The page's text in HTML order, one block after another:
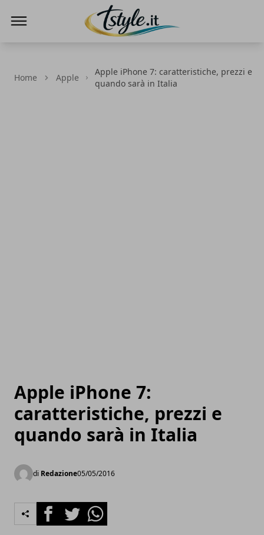
Home Apple
Apple iPhone 7: caratteristiche, prezzi e
quando sarà in Italia
Apple iPhone 7:
caratteristiche, prezzi e
quando sarà in Italia
di Redazione05/05/2016
FacebookTwitterWhatsapp